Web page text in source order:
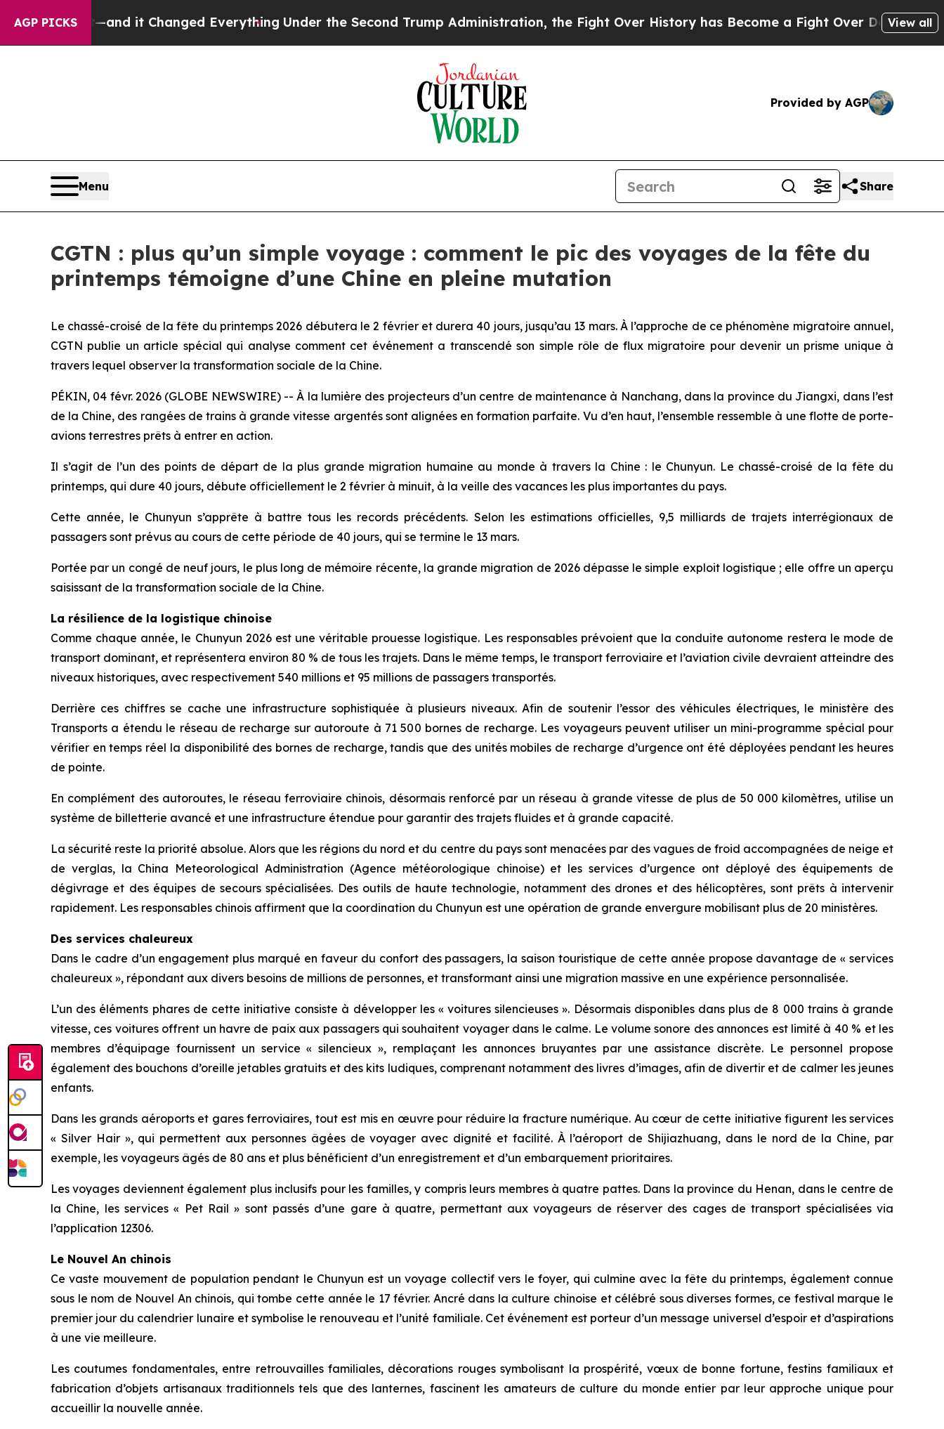
AGP PICKSit Changed EverythingUnder the Second Trump Administration, the Fight Over History has Become a Fight Over Democracy. WhoView all
Provided by AGP
Menu Share
CGTN : plus qu’un simple voyage : comment le pic des voyages de la fête du
printemps témoigne d’une Chine en pleine mutation
Le chassé-croisé de la fête du printemps 2026 débutera le 2 février et durera 40 jours, jusqu’au 13 mars. À l’approche de ce phénomène migratoire annuel,
CGTN publie un article spécial qui analyse comment cet événement a transcendé son simple rôle de flux migratoire pour devenir un prisme unique à
travers lequel observer la transformation sociale de la Chine.
PÉKIN, 04 févr. 2026 (GLOBE NEWSWIRE) -- À la lumière des projecteurs d’un centre de maintenance à Nanchang, dans la province du Jiangxi, dans l’est
de la Chine, des rangées de trains à grande vitesse argentés sont alignées en formation parfaite. Vu d’en haut, l’ensemble ressemble à une flotte de porte-
avions terrestres prêts à entrer en action.
Il s’agit de l’un des points de départ de la plus grande migration humaine au monde à travers la Chine : le Chunyun. Le chassé-croisé de la fête du
printemps, qui dure 40 jours, débute officiellement le 2 février à minuit, à la veille des vacances les plus importantes du pays.
Cette année, le Chunyun s’apprête à battre tous les records précédents. Selon les estimations officielles, 9,5 milliards de trajets interrégionaux de
passagers sont prévus au cours de cette période de 40 jours, qui se termine le 13 mars.
Portée par un congé de neuf jours, le plus long de mémoire récente, la grande migration de 2026 dépasse le simple exploit logistique ; elle offre un aperçu
saisissant de la transformation sociale de la Chine.
La résilience de la logistique chinoise
Comme chaque année, le Chunyun 2026 est une véritable prouesse logistique. Les responsables prévoient que la conduite autonome restera le mode de
transport dominant, et représentera environ 80 % de tous les trajets. Dans le même temps, le transport ferroviaire et l’aviation civile devraient atteindre des
niveaux historiques, avec respectivement 540 millions et 95 millions de passagers transportés.
Derrière ces chiffres se cache une infrastructure sophistiquée à plusieurs niveaux. Afin de soutenir l’essor des véhicules électriques, le ministère des
Transports a étendu le réseau de recharge sur autoroute à 71 500 bornes de recharge. Les voyageurs peuvent utiliser un mini-programme spécial pour
vérifier en temps réel la disponibilité des bornes de recharge, tandis que des unités mobiles de recharge d’urgence ont été déployées pendant les heures
de pointe.
En complément des autoroutes, le réseau ferroviaire chinois, désormais renforcé par un réseau à grande vitesse de plus de 50 000 kilomètres, utilise un
système de billetterie avancé et une infrastructure étendue pour garantir des trajets fluides et à grande capacité.
La sécurité reste la priorité absolue. Alors que les régions du nord et du centre du pays sont menacées par des vagues de froid accompagnées de neige et
de verglas, la China Meteorological Administration (Agence météorologique chinoise) et les services d’urgence ont déployé des équipements de
dégivrage et des équipes de secours spécialisées. Des outils de haute technologie, notamment des drones et des hélicoptères, sont prêts à intervenir
rapidement. Les responsables chinois affirment que la coordination du Chunyun est une opération de grande envergure mobilisant plus de 20 ministères.
Des services chaleureux
Dans le cadre d’un engagement plus marqué en faveur du confort des passagers, la saison touristique de cette année propose davantage de « services
chaleureux », répondant aux divers besoins de millions de personnes, et transformant ainsi une migration massive en une expérience personnalisée.
L’un des éléments phares de cette initiative consiste à développer les « voitures silencieuses ». Désormais disponibles dans plus de 8 000 trains à grande
vitesse, ces voitures offrent un havre de paix aux passagers qui souhaitent voyager dans le calme. Le volume sonore des annonces est limité à 40 % et les
membres d’équipage fournissent un service « silencieux », remplaçant les annonces bruyantes par une assistance discrète. Le personnel propose
également des bouchons d’oreille jetables gratuits et des kits ludiques, comprenant notamment des livres d’images, afin de divertir et de calmer les jeunes
enfants.
Dans les grands aéroports et gares ferroviaires, tout est mis en œuvre pour réduire la fracture numérique. Au cœur de cette initiative figurent les services
« Silver Hair », qui permettent aux personnes âgées de voyager avec dignité et facilité. À l’aéroport de Shijiazhuang, dans le nord de la Chine, par
exemple, les voyageurs âgés de 80 ans et plus bénéficient d’un enregistrement et d’un embarquement prioritaires.
Les voyages deviennent également plus inclusifs pour les familles, y compris leurs membres à quatre pattes. Dans la province du Henan, dans le centre de
la Chine, les services « Pet Rail » sont passés d’une gare à quatre, permettant aux voyageurs de réserver des cages de transport spécialisées via
l’application 12306.
Le Nouvel An chinois
Ce vaste mouvement de population pendant le Chunyun est un voyage collectif vers le foyer, qui culmine avec la fête du printemps, également connue
sous le nom de Nouvel An chinois, qui tombe cette année le 17 février. Ancré dans la culture chinoise et célébré sous diverses formes, ce festival marque le
premier jour du calendrier lunaire et symbolise le renouveau et l’unité familiale. Cet événement est porteur d’un message universel d’espoir et d’aspirations
à une vie meilleure.
Les coutumes fondamentales, entre retrouvailles familiales, décorations rouges symbolisant la prospérité, vœux de bonne fortune, festins familiaux et
fabrication d’objets artisanaux traditionnels tels que des lanternes, fascinent les amateurs de culture du monde entier par leur approche unique pour
accueillir la nouvelle année.